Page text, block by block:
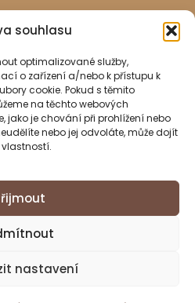
souhlasu
optimalizované služby,
o zařízení a/nebo k přístupu k
cookie. Pokud s těmito
na těchto webových
je chování při prohlížení nebo
nebo jej odvoláte, může dojít
nastavení
ve všední dny:
940
erzgebirge.de
Otisk
údajů